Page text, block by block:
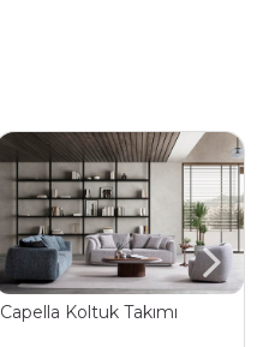
Capella Koltuk Takımı